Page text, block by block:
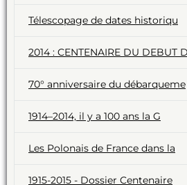
Télescopage de dates historiqu
2014 : CENTENAIRE DU DEBUT
70° anniversaire du débarqueme
1914–2014, il y a 100 ans la G
Les Polonais de France dans la
1915-2015 - Dossier Centenaire